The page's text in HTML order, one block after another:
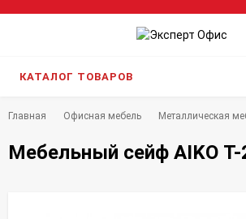
КАТАЛОГ ТОВАРОВ
Главная Офисная мебель Металлическая
Мебельный сейф AIKO Т-